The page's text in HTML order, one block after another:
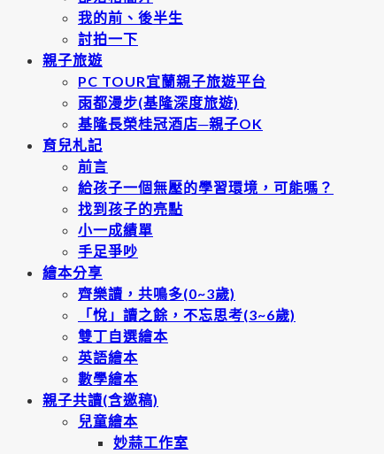
我的前、後半生
討拍一下
親子旅遊
PC TOUR宜蘭親子旅遊平台
雨都漫步(基隆深度旅遊)
基隆長榮桂冠酒店─親子OK
育兒札記
前言
給孩子一個無壓的學習環境，可能嗎？
找到孩子的亮點
小一成績單
手足爭吵
繪本分享
齊樂讀，共鳴多(0~3歲)
「悅」讀之餘，不忘思考(3~6歲)
雙丁自選繪本
英語繪本
數學繪本
親子共讀(含邀稿)
兒童繪本
妙蒜工作室